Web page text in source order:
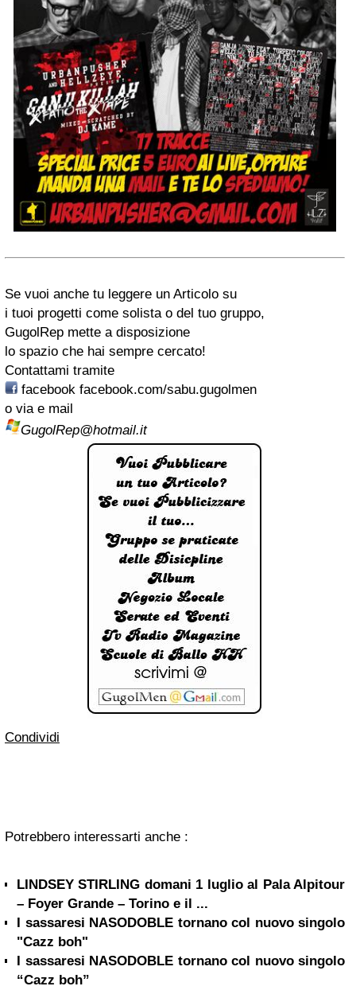
Se vuoi anche tu leggere un Articolo su
i tuoi progetti come solista o del tuo gruppo,
GugolRep mette a disposizione
lo spazio che hai sempre cercato!
Contattami tramite
facebook facebook.com/sabu.gugolmen
o via e mail
GugolRep@hotmail.it
Condividi
Potrebbero interessarti anche :
LINDSEY STIRLING domani 1 luglio al Pala Alpitour
– Foyer Grande – Torino e il ...
I sassaresi NASODOBLE tornano col nuovo singolo
"Cazz boh"
I sassaresi NASODOBLE tornano col nuovo singolo
“Cazz boh”